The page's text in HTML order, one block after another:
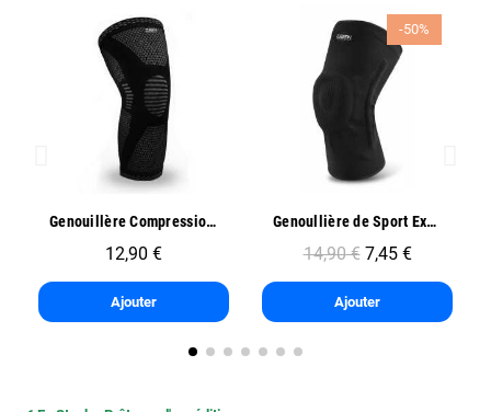
Aperçu rapide Genouillère Compression Sport - Oben
12,90 €
Ajouter
Aperçu rapide
-50%
Genoullière de Sport Exo One - Oben
14,90 € 7,45 €
Ajouter